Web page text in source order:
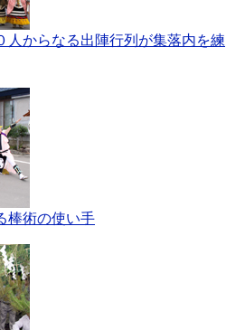
人からなる出陣行列が集落内を練
棒術の使い手